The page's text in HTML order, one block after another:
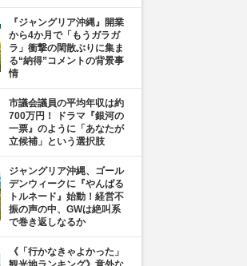
『ジャングリア沖縄』開業
から4か月で「もうガラガ
ラ」衝撃の閑散ぶりに集ま
る“納得”コメントの背景事
情
市議会議員の平均年収は約
700万円！ ドラマ『銀河の
一票』のように「あなたが
立候補」という選択肢
ジャングリア沖縄、ゴール
デンウィークに『やんばる
トルネード』始動！経営不
振の声の中、GWは絶叫系
で巻き返しなるか
《「行かなきゃよかった」